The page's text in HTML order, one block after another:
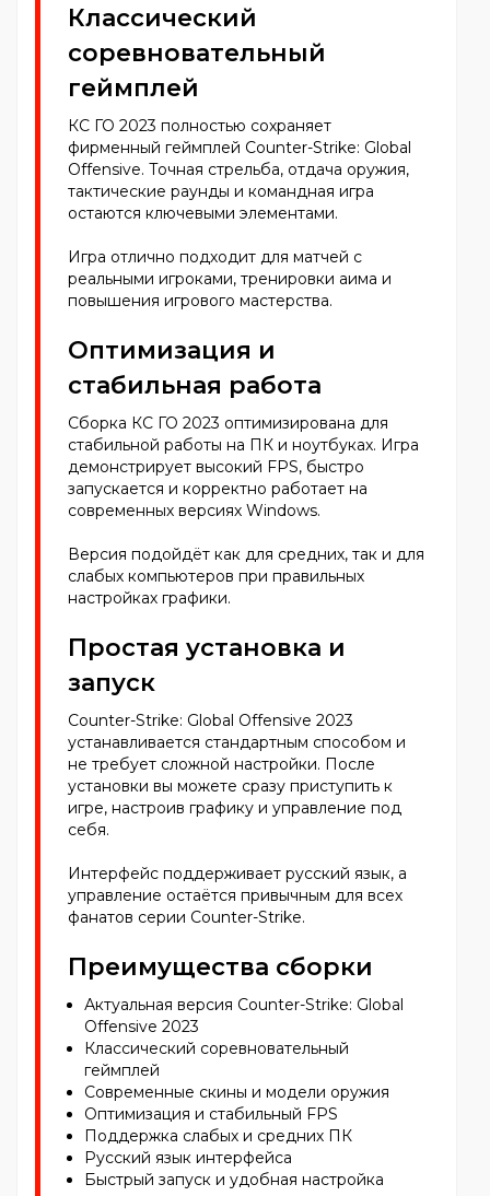
Классический
соревновательный
геймплей
КС ГО 2023 полностью сохраняет
фирменный геймплей Counter-Strike: Global
Offensive. Точная стрельба, отдача оружия,
тактические раунды и командная игра
остаются ключевыми элементами.
Игра отлично подходит для матчей с
реальными игроками, тренировки аима и
повышения игрового мастерства.
Оптимизация и
стабильная работа
Сборка КС ГО 2023 оптимизирована для
стабильной работы на ПК и ноутбуках. Игра
демонстрирует высокий FPS, быстро
запускается и корректно работает на
современных версиях Windows.
Версия подойдёт как для средних, так и для
слабых компьютеров при правильных
настройках графики.
Простая установка и
запуск
Counter-Strike: Global Offensive 2023
устанавливается стандартным способом и
не требует сложной настройки. После
установки вы можете сразу приступить к
игре, настроив графику и управление под
себя.
Интерфейс поддерживает русский язык, а
управление остаётся привычным для всех
фанатов серии Counter-Strike.
Преимущества сборки
Актуальная версия Counter-Strike: Global
Offensive 2023
Классический соревновательный
геймплей
Современные скины и модели оружия
Оптимизация и стабильный FPS
Поддержка слабых и средних ПК
Русский язык интерфейса
Быстрый запуск и удобная настройка